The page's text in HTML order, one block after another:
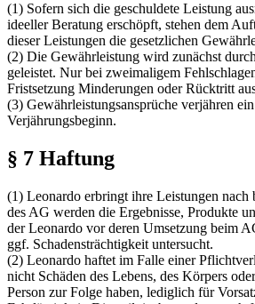
(1) Sofern sich die geschuldete Leistung
ideeller Beratung erschöpft, stehen dem
dieser Leistungen die gesetzlichen
(2) Die Gewährleistung wird zunächst
geleistet. Nur bei zweimaligem
Fristsetzung Minderungen oder Rücktritt
(3) Gewährleistungsansprüche verjähren
Verjährungsbeginn.
§ 7 Haftung
(1) Leonardo erbringt ihre Leistungen nach
des AG werden die Ergebnisse, Produkte
der Leonardo vor deren Umsetzung beim
ggf. Schadensträchtigkeit untersucht.
(2) Leonardo haftet im Falle einer
nicht Schäden des Lebens, des Körpers
Person zur Folge haben, lediglich für